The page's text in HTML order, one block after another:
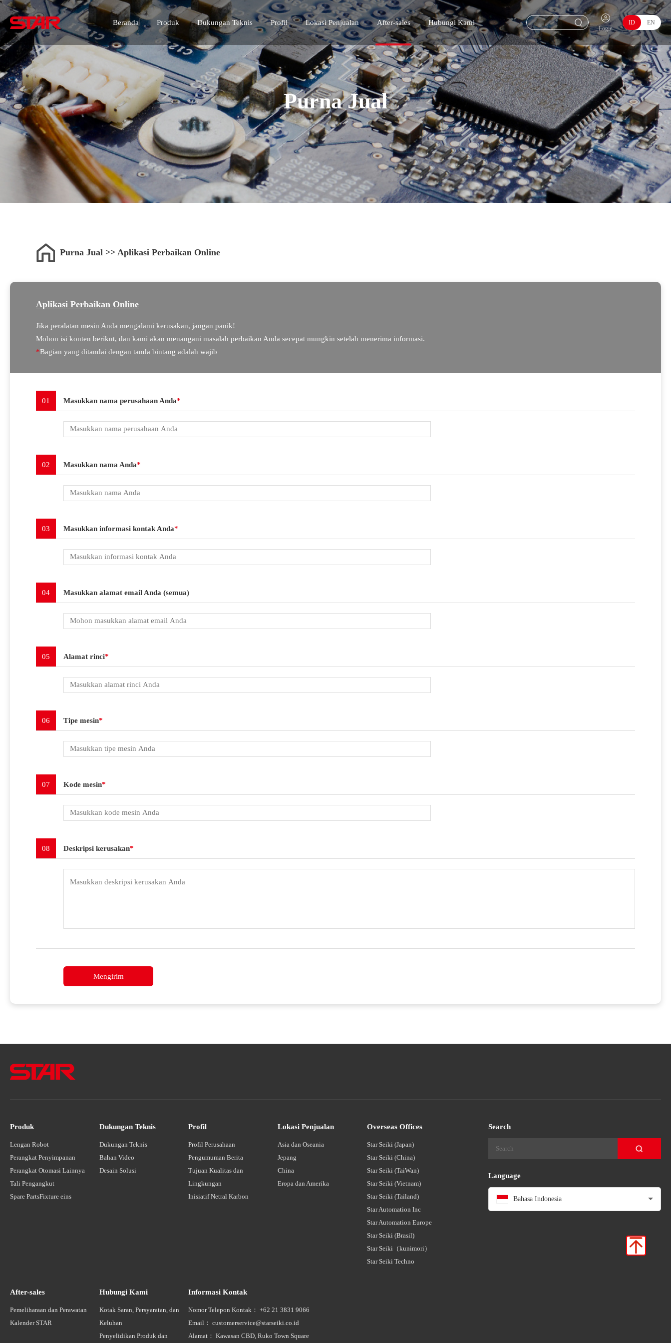
Beranda Produk Dukungan Teknis Profil Lokasi Penjualan After-sales Hubungi Kami
Login
ID EN
Purna Jual
Purna Jual >> Aplikasi Perbaikan Online
Aplikasi Perbaikan Online
Jika peralatan mesin Anda mengalami kerusakan, jangan panik!
Mohon isi konten berikut, dan kami akan menangani masalah perbaikan Anda secepat mungkin setelah menerima informasi.
*Bagian yang ditandai dengan tanda bintang adalah wajib
01 Masukkan nama perusahaan Anda*
02 Masukkan nama Anda*
03 Masukkan informasi kontak Anda*
04 Masukkan alamat email Anda (semua)
05 Alamat rinci*
06 Tipe mesin*
07 Kode mesin*
08 Deskripsi kerusakan*
Mengirim
Produk
Lengan Robot
Perangkat Penyimpanan
Perangkat Otomasi Lainnya
Tali Pengangkut
Spare PartsFixture eins
Dukungan Teknis
Dukungan Teknis
Bahan Video
Desain Solusi
Profil
Profil Perusahaan
Pengumuman Berita
Tujuan Kualitas dan
Lingkungan
Inisiatif Netral Karbon
Lokasi Penjualan
Asia dan Oseania
Jepang
China
Eropa dan Amerika
Overseas Offices
Star Seiki (Japan)
Star Seiki (China)
Star Seiki (TaiWan)
Star Seiki (Vietnam)
Star Seiki (Tailand)
Star Automation Inc
Star Automation Europe
Star Seiki (Brasil)
Star Seiki（kunimori）
Star Seiki Techno
After-sales
Pemeliharaan dan Perawatan
Kalender STAR
Hubungi Kami
Kotak Saran, Persyaratan, dan
Keluhan
Penyelidikan Produk dan
Informasi Kontak
Nomor Telepon Kontak： +62 21 3831 9066
Email： customerservice@starseiki.co.id
Alamat： Kawasan CBD, Ruko Town Square
Search
Language
Bahasa Indonesia